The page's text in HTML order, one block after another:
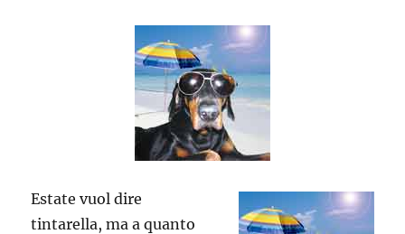
Estate vuol dire
tintarella, ma a quanto